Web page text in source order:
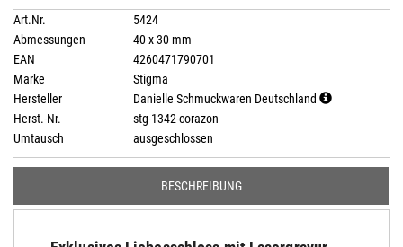
Art.Nr.
5424
Abmessungen
40 x 30 mm
EAN
4260471790701
Marke
Stigma
Hersteller
Danielle Schmuckwaren Deutschland
Herst.-Nr.
stg-1342-corazon
Umtausch
ausgeschlossen
BESCHREIBUNG